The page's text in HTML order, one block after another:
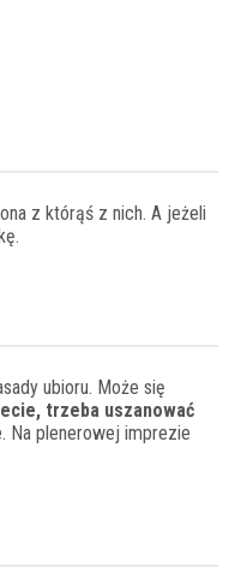
z którąś z nich. A jeżeli
ubioru. Może się
trzeba uszanować
Na plenerowej imprezie